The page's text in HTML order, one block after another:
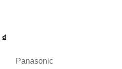
₫Giá
Panasonic